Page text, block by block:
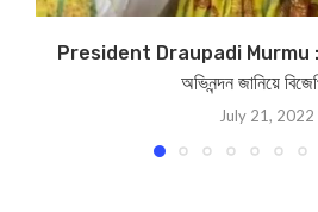
President Draupadi Murmu :
অভিনন্দন জানিয়ে
July 21, 2022